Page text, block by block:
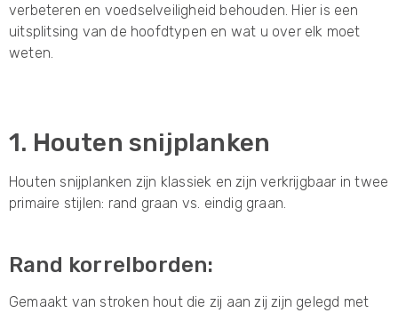
verbeteren en voedselveiligheid behouden. Hier is een
uitsplitsing van de hoofdtypen en wat u over elk moet
weten.
1. Houten snijplanken
Houten snijplanken zijn klassiek en zijn verkrijgbaar in twee
primaire stijlen: rand graan vs. eindig graan.
Rand korrelborden:
Gemaakt van stroken hout die zij aan zij zijn gelegd met